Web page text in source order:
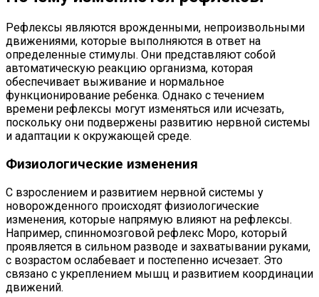
Рефлексы являются врожденными, непроизвольными
движениями, которые выполняются в ответ на
определенные стимулы. Они представляют собой
автоматическую реакцию организма, которая
обеспечивает выживание и нормальное
функционирование ребенка. Однако с течением
времени рефлексы могут изменяться или исчезать,
поскольку они подвержены развитию нервной системы
и адаптации к окружающей среде.
Физиологические изменения
С взрослением и развитием нервной системы у
новорожденного происходят физиологические
изменения, которые напрямую влияют на рефлексы.
Например, спинномозговой рефлекс Моро, который
проявляется в сильном разводе и захватывании руками,
с возрастом ослабевает и постепенно исчезает. Это
связано с укреплением мышц и развитием координации
движений.